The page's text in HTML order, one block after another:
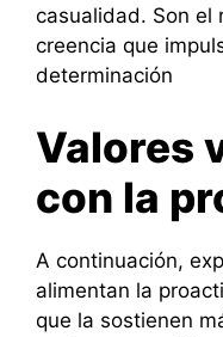
casualidad. Son el
creencia que
determinación
Valores
con la
A continuación,
alimentan la
que la sostienen